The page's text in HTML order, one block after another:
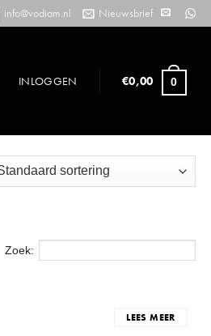
info@vodiam.nl Nieuwsbrief
INLOGGEN €0,00 0
Zoek:
LEES MEER